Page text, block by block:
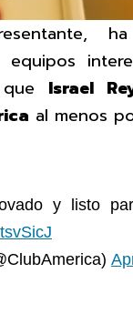
equipos
Israel
al menos
y listo